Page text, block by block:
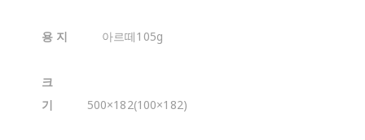
용 지 아르떼105g
크
기
500×182(100×182)